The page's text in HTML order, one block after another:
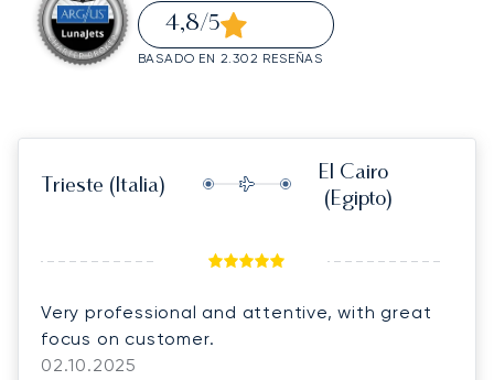
4,8/5
BASADO EN 2.302 RESEÑAS
Trieste (Italia)
El Cairo
(Egipto)
Very professional and attentive, with great
focus on customer.
02.10.2025